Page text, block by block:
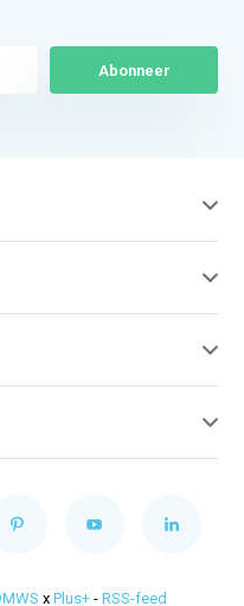
Abonneer
x Plus+ - RSS-feed